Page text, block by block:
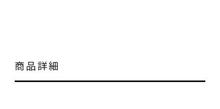
商品詳細